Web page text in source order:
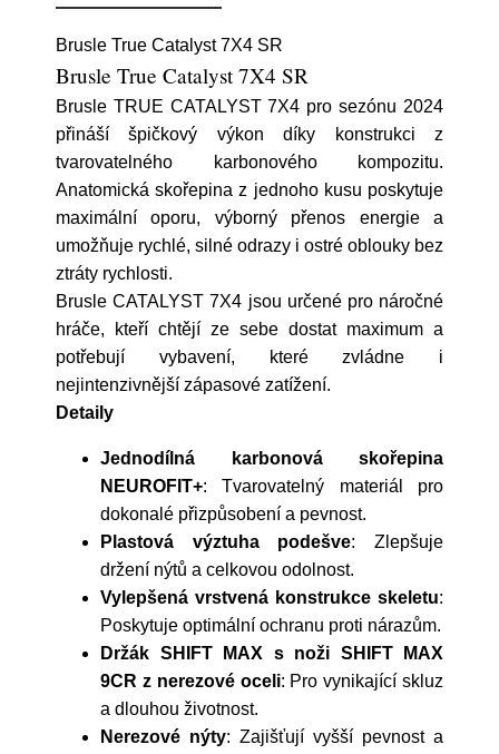
Brusle True Catalyst 7X4 SR
Brusle True Catalyst 7X4 SR
Brusle TRUE CATALYST 7X4 pro sezónu 2024
přináší špičkový výkon díky konstrukci z
tvarovatelného karbonového kompozitu.
Anatomická skořepina z jednoho kusu poskytuje
maximální oporu, výborný přenos energie a
umožňuje rychlé, silné odrazy i ostré oblouky bez
ztráty rychlosti.
Brusle CATALYST 7X4 jsou určené pro náročné
hráče, kteří chtějí ze sebe dostat maximum a
potřebují vybavení, které zvládne i
nejintenzivnější zápasové zatížení.
Detaily
Jednodílná karbonová skořepina
NEUROFIT+: Tvarovatelný materiál pro
dokonalé přizpůsobení a pevnost.
Plastová výztuha podešve: Zlepšuje
držení nýtů a celkovou odolnost.
Vylepšená vrstvená konstrukce skeletu:
Poskytuje optimální ochranu proti nárazům.
Držák SHIFT MAX s noži SHIFT MAX
9CR z nerezové oceli: Pro vynikající skluz
a dlouhou životnost.
Nerezové nýty: Zajišťují vyšší pevnost a